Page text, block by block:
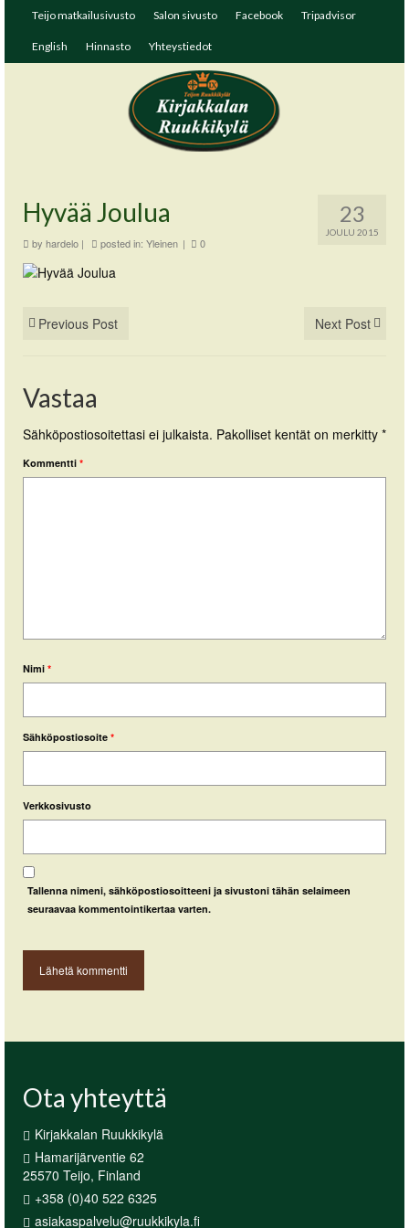
Teijo matkailusivusto Salon sivusto Facebook Tripadvisor
English Hinnasto Yhteystiedot
23
JOULU 2015
Hyvää Joulua
by hardelo | posted in: Yleinen | 0
Previous Post Next Post
Vastaa
Sähköpostiosoitettasi ei julkaista. Pakolliset kentät on merkitty *
Kommentti *
Nimi *
Sähköpostiosoite *
Verkkosivusto
Tallenna nimeni, sähköpostiosoitteeni ja sivustoni tähän selaimeen
seuraavaa kommentointikertaa varten.
Ota yhteyttä
Kirjakkalan Ruukkikylä
Hamarijärventie 62
25570 Teijo, Finland
+358 (0)40 522 6325
asiakaspalvelu@ruukkikyla.fi